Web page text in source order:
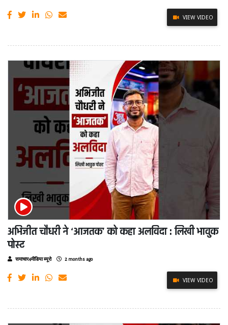
VIEW VIDEO
अभिजीत चौधरी ने ‘आजतक’ को कहा अलविदा : लिखी भावुक
पोस्ट
समाचार4मीडिया ब्यूरो 2 months ago
VIEW VIDEO